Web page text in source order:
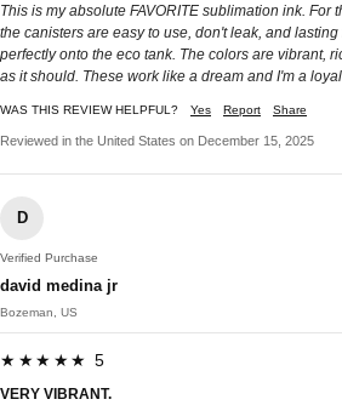
This is my absolute FAVORITE sublimation ink. For
the canisters are easy to use, don't leak, and
perfectly onto the eco tank. The colors are vibrant,
as it should. These work like a dream and I'm a
WAS THIS REVIEW HELPFUL? Yes Report Share
Reviewed in the United States on December 15, 2025
D
Verified Purchase
david medina jr
Bozeman, US
★★★★★ 5
VERY VIBRANT.